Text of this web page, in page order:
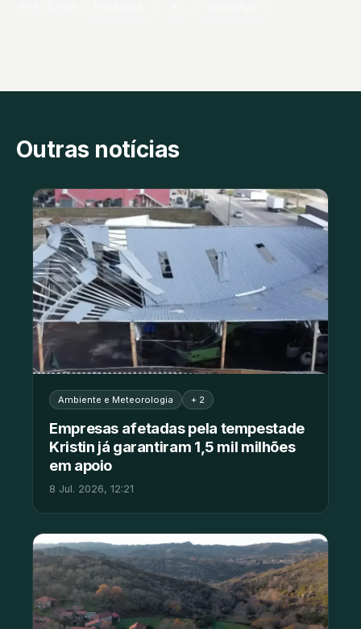
Outras notícias
Ambiente e Meteorologia + 2
Empresas afetadas pela tempestade
Kristin já garantiram 1,5 mil milhões
em apoio
8 Jul. 2026, 12:21